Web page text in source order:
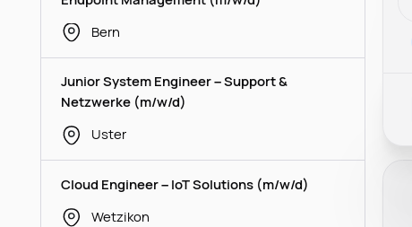
Bern
Junior System Engineer – Support &
Netzwerke (m/w/d)
Uster
Cloud Engineer – IoT Solutions (m/w/d)
Wetzikon